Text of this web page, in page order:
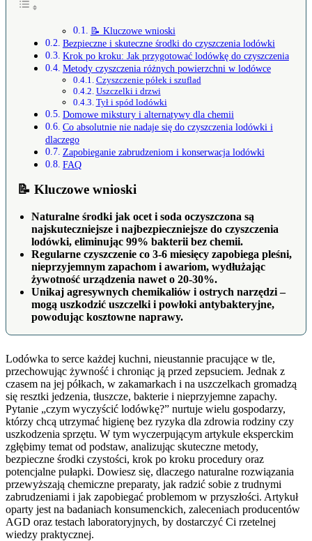
📝 Kluczowe wnioski
Bezpieczne i skuteczne środki do czyszczenia lodówki
Krok po kroku: Jak przygotować lodówkę do czyszczenia
Metody czyszczenia różnych powierzchni w lodówce
Czyszczenie półek i szuflad
Uszczelki i drzwi
Tył i spód lodówki
Domowe mikstury i alternatywy dla chemii
Co absolutnie nie nadaje się do czyszczenia lodówki i
dlaczego
Zapobieganie zabrudzeniom i konserwacja lodówki
FAQ
📝 Kluczowe wnioski
Naturalne środki jak ocet i soda oczyszczona są
najskuteczniejsze i najbezpieczniejsze do czyszczenia
lodówki, eliminując 99% bakterii bez chemii.
Regularne czyszczenie co 3-6 miesięcy zapobiega pleśni,
nieprzyjemnym zapachom i awariom, wydłużając
żywotność urządzenia nawet o 20-30%.
Unikaj agresywnych chemikaliów i ostrych narzędzi –
mogą uszkodzić uszczelki i powłoki antybakteryjne,
powodując kosztowne naprawy.
Lodówka to serce każdej kuchni, nieustannie pracujące w tle,
przechowując żywność i chroniąc ją przed zepsuciem. Jednak z
czasem na jej półkach, w zakamarkach i na uszczelkach gromadzą
się resztki jedzenia, tłuszcze, bakterie i nieprzyjemne zapachy.
Pytanie „czym wyczyścić lodówkę?” nurtuje wielu gospodarzy,
którzy chcą utrzymać higienę bez ryzyka dla zdrowia rodziny czy
uszkodzenia sprzętu. W tym wyczerpującym artykule eksperckim
zgłębimy temat od podstaw, analizując skuteczne metody,
bezpieczne środki czystości, krok po kroku procedury oraz
potencjalne pułapki. Dowiesz się, dlaczego naturalne rozwiązania
przewyższają chemiczne preparaty, jak radzić sobie z trudnymi
zabrudzeniami i jak zapobiegać problemom w przyszłości. Artykuł
oparty jest na badaniach konsumenckich, zaleceniach producentów
AGD oraz testach laboratoryjnych, by dostarczyć Ci rzetelnej
wiedzy praktycznej.